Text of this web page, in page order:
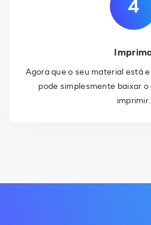
Agora que o seu material está
pode simplesmente baixar o
imprimir.